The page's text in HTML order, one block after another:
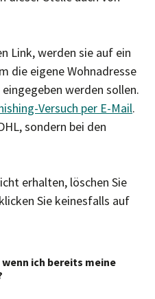
Link, werden sie auf ein
die eigene Wohnadresse
werden sollen.
Versuch per E-Mail.
sondern bei den
erhalten, löschen Sie
Sie keinesfalls auf
ich bereits meine